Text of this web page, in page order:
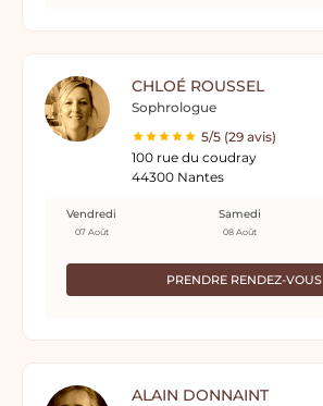
CHLOÉ ROUSSEL
Sophrologue
5/5 (29 avis)
100 rue du coudray
44300 Nantes
PRENDRE RENDEZ-VOUS
Vendredi
07 Août
Samedi
08 Août
ALAIN DONNAINT